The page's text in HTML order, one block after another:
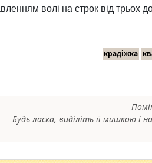
волі на строк від трьох
крадіжка
Будь ласка, виділіть її мишкою і